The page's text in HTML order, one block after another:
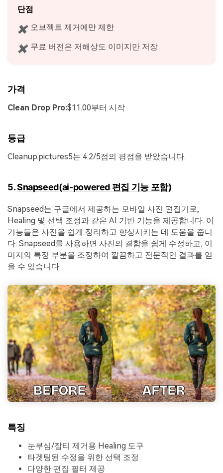
단점
✖ 오브젝트 제거에만 제한
✖ 무료 버전은 저해상도 이미지만 저장
가격
Clean Drop Pro:$11.00부터 시작
등급
Cleanup.pictures5는 4.2/5점의 평점을 받았습니다.
5.Snapseed(ai-powered 편집 기능 포함)
Snapseed는 구글에서 제공하는 모바일 사진 편집기로,
Healing 및 선택 조정과 같은 AI 기반 기능을 제공합니다. 이
기능들은 사진을 쉽게 정리하고 향상시키는 데 도움을 줍니
다. Snapseed를 사용하면 사진의 결함을 쉽게 수정하고, 이
미지의 특정 부분을 조정하여 깔끔하고 전문적인 결과를 얻
을 수 있습니다.
특징
눈부심/잡티 제거용 Healing 도구
타겟팅된 수정을 위한 선택 조정
다양한 편집 필터 제공